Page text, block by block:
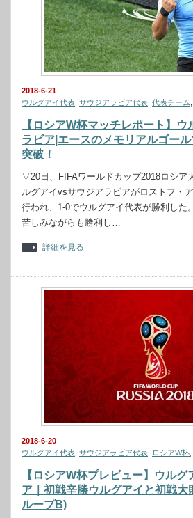
2018-6-21
ウルグアイ代表 サウジアラビア代表 代表チーム
【ロシアW杯マッチレポート】
ラビア|エースのメモリアルゴー
突破！
▽20日、FIFAワールドカップ2018ロシア
ルグアイvsサウジアラビアがロストフ・
行われ、1-0でウルグアイ代表が勝利し
苦しみながらも勝利し…
詳細を見る
2018-6-20
ウルグアイ代表 サウジアラビア代表 ロシアW杯
【ロシアW杯プレビュー】ウル
ア｜初戦辛勝ウルグアイと初戦大
ループB)